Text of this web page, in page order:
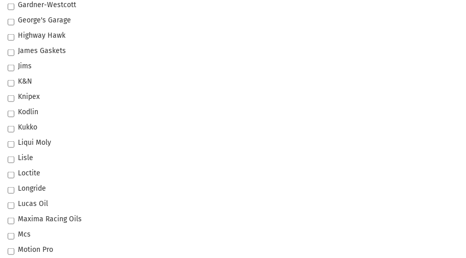
Gardner-Westcott
George's Garage
Highway Hawk
James Gaskets
Jims
K&N
Knipex
Kodlin
Kukko
Liqui Moly
Lisle
Loctite
Longride
Lucas Oil
Maxima Racing Oils
Mcs
Motion Pro